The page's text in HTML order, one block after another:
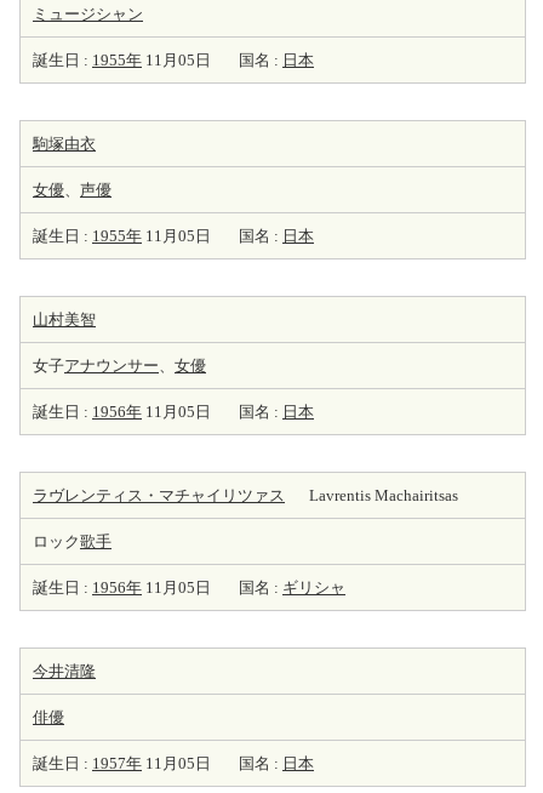
ミュージシャン
誕生日 : 1955年 11月05日 国名 : 日本
駒塚由衣
女優、 声優
誕生日 : 1955年 11月05日 国名 : 日本
山村美智
女子アナウンサー、 女優
誕生日 : 1956年 11月05日 国名 : 日本
ラヴレンティス・マチャイリツァス Lavrentis Machairitsas
ロック歌手
誕生日 : 1956年 11月05日 国名 : ギリシャ
今井清隆
俳優
誕生日 : 1957年 11月05日 国名 : 日本